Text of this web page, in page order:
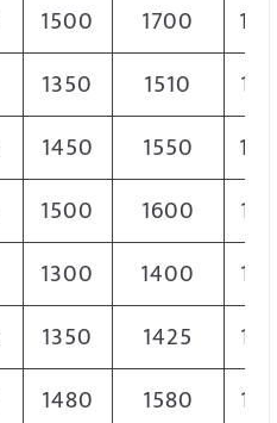
1500 1700
1350 1510
1450 1550
1500 1600
1300 1400
1350 1425
1480 1580